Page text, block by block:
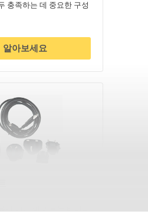
충족하는 데 중요한 구성
알아보세요